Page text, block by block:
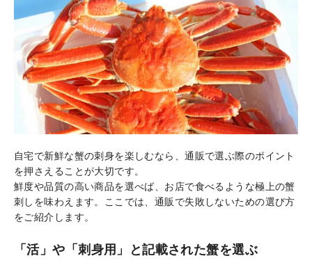
自宅で新鮮な蟹の刺身を楽しむなら、通販で選ぶ際のポイント
を押さえることが大切です。
鮮度や品質の高い商品を選べば、お店で食べるような極上の蟹
刺しを味わえます。ここでは、通販で失敗しないための選び方
をご紹介します。
「活」や「刺身用」と記載された蟹を選ぶ